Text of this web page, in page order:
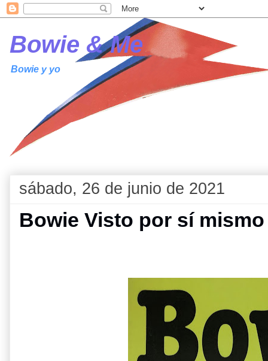
Bowie & Me
Bowie y yo
sábado, 26 de junio de 2021
Bowie Visto por sí mismo